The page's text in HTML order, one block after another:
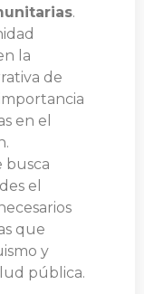
.
la
de
en el
busca
el
que
y
pública.